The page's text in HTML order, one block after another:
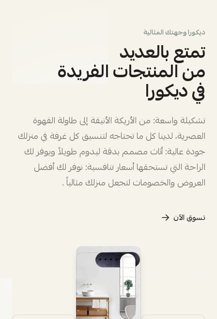
ديكورا وجهتك المثالية
تمتع بالعديد
من المنتجات الفريدة
في ديكورا
تشكيلة واسعة: من الأريكة الأنيقة إلى طاولة القهوة
العصرية، لدينا كل ما تحتاجه لتنسيق كل غرفة في منزلك
جودة عالية: أثاث مصمم بدقة ليدوم طويلاً ويوفر لك
الراحة التي تستحقها أسعار تنافسية: نوفر لك أفضل
العروض والخصومات لتجعل منزلك مثالياً .
تسوق الآن